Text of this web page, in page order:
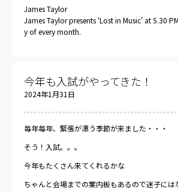
James Taylor
James Taylor presents ‘Lost in Music’ at 5.30
y of every month.
今年も入試がやってきた！
2024年1月31日
毎年毎年、緊張が漂う季節が来ました・・・
そう！入試。。。
今年もたくさん来てくれるかな
ちゃんと会場までの案内板もあるので迷子には